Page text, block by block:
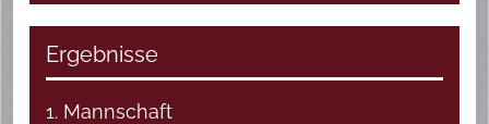
Ergebnisse
1. Mannschaft